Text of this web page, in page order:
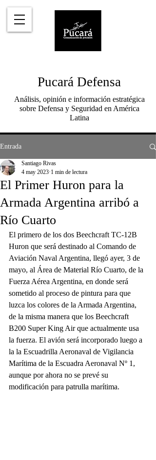
Pucará Defensa
Análisis, opinión e información estratégica
sobre Defensa y Seguridad en América
Latina
Entrada
El Primer Huron para la
Armada Argentina arribó a
Río Cuarto
Santiago Rivas
4 may 2023 1 min de lectura
El primero de los dos Beechcraft TC-12B
Huron que será destinado al Comando de
Aviación Naval Argentina, llegó ayer, 3 de
mayo, al Área de Material Río Cuarto, de la
Fuerza Aérea Argentina, en donde será
sometido al proceso de pintura para que
luzca los colores de la Armada Argentina,
de la misma manera que los Beechcraft
B200 Super King Air que actualmente usa
la fuerza. El avión será incorporado luego a
la la Escuadrilla Aeronaval de Vigilancia
Marítima de la Escuadra Aeronaval Nº 1,
aunque por ahora no se prevé su
modificación para patrulla marítima.